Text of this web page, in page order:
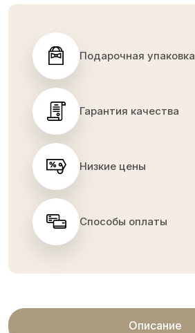
Подарочная упаковка
Гарантия качества
Низкие цены
Способы оплаты
Описание